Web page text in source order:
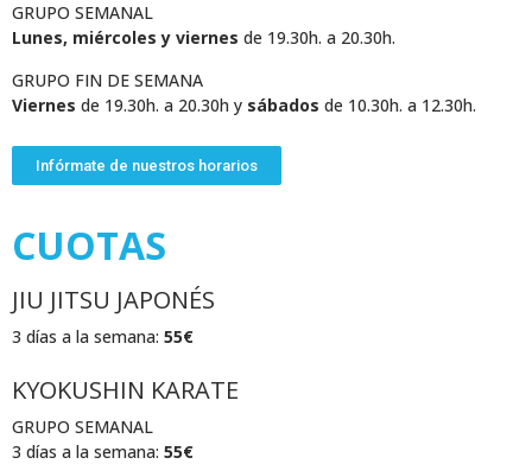
GRUPO SEMANAL
Lunes, miércoles y viernes de 19.30h. a 20.30h.
GRUPO FIN DE SEMANA
Viernes de 19.30h. a 20.30h y sábados de 10.30h. a 12.30h.
Infórmate de nuestros horarios
CUOTAS
JIU JITSU JAPONÉS
3 días a la semana: 55€
KYOKUSHIN KARATE
GRUPO SEMANAL
3 días a la semana: 55€